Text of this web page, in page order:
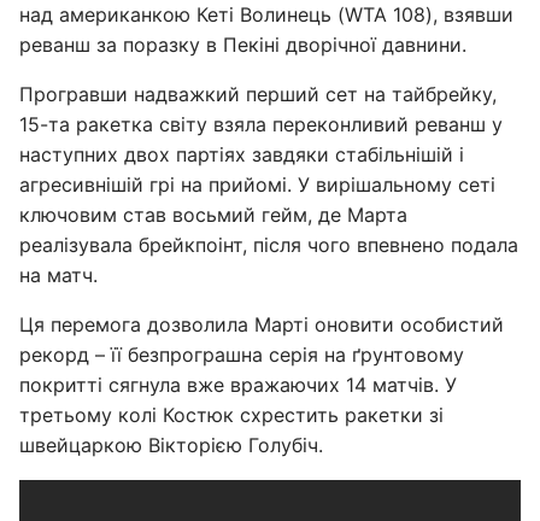
над американкою Кеті Волинець (WTA 108), взявши
реванш за поразку в Пекіні дворічної давнини.
Програвши надважкий перший сет на тайбрейку,
15-та ракетка світу взяла переконливий реванш у
наступних двох партіях завдяки стабільнішій і
агресивнішій грі на прийомі. У вирішальному сеті
ключовим став восьмий гейм, де Марта
реалізувала брейкпоінт, після чого впевнено подала
на матч.
Ця перемога дозволила Марті оновити особистий
рекорд – її безпрограшна серія на ґрунтовому
покритті сягнула вже вражаючих 14 матчів. У
третьому колі Костюк схрестить ракетки зі
швейцаркою Вікторією Голубіч.